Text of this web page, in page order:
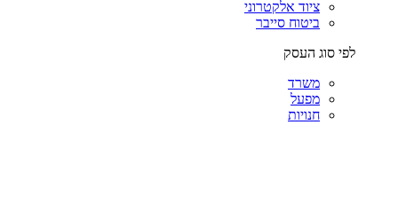
ציוד אלקטרוני
ביטוח סייבר
לפי סוג העסק
משרד
מפעל
חנויות